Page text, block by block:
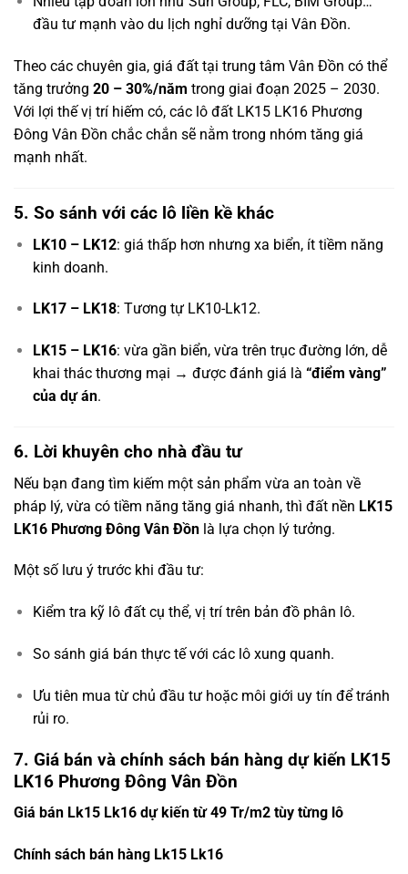
đầu tư mạnh vào du lịch nghỉ dưỡng tại Vân Đồn.
Theo các chuyên gia, giá đất tại trung tâm Vân Đồn có thể
tăng trưởng 20 – 30%/năm trong giai đoạn 2025 – 2030.
Với lợi thế vị trí hiếm có, các lô đất LK15 LK16 Phương
Đông Vân Đồn chắc chắn sẽ nằm trong nhóm tăng giá
mạnh nhất.
5. So sánh với các lô liền kề khác
LK10 – LK12: giá thấp hơn nhưng xa biển, ít tiềm năng
kinh doanh.
LK17 – LK18: Tương tự LK10-Lk12.
LK15 – LK16: vừa gần biển, vừa trên trục đường lớn, dễ
khai thác thương mại → được đánh giá là “điểm vàng”
của dự án.
6. Lời khuyên cho nhà đầu tư
Nếu bạn đang tìm kiếm một sản phẩm vừa an toàn về
pháp lý, vừa có tiềm năng tăng giá nhanh, thì đất nền LK15
LK16 Phương Đông Vân Đồn là lựa chọn lý tưởng.
Một số lưu ý trước khi đầu tư:
Kiểm tra kỹ lô đất cụ thể, vị trí trên bản đồ phân lô.
So sánh giá bán thực tế với các lô xung quanh.
Ưu tiên mua từ chủ đầu tư hoặc môi giới uy tín để tránh
rủi ro.
7. Giá bán và chính sách bán hàng dự kiến LK15
LK16 Phương Đông Vân Đồn
Giá bán Lk15 Lk16 dự kiến từ 49 Tr/m2 tùy từng lô
Chính sách bán hàng Lk15 Lk16